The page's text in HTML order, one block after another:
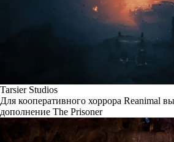
Tarsier Studios
Для кооперативного хоррора Reanimal
дополнение The Prisoner